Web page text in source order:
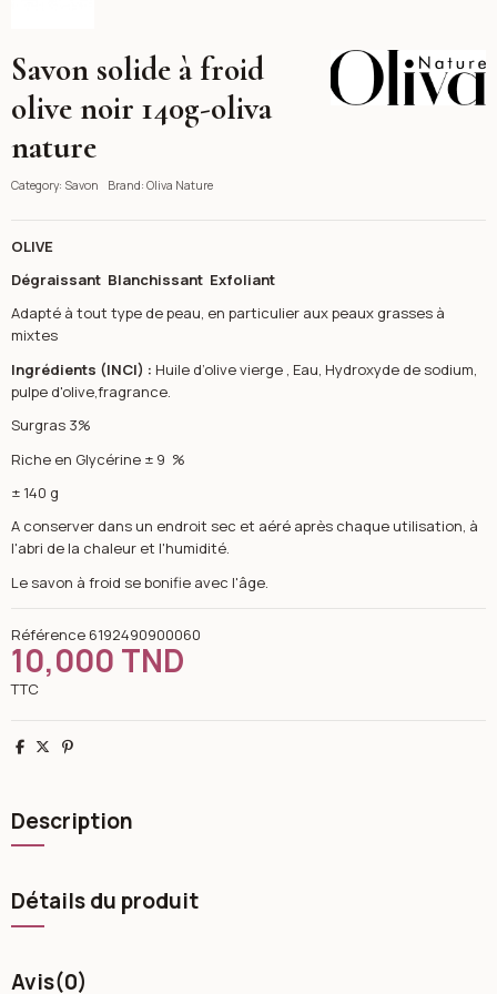
Oliva Nature
Savon solide à froid
olive noir 140g-oliva
nature
Category: Savon Brand: Oliva Nature
OLIVE
Dégraissant Blanchissant Exfoliant
Adapté à tout type de peau, en particulier aux peaux grasses à
mixtes
Ingrédients (INCI) : Huile d’olive vierge , Eau, Hydroxyde de sodium,
pulpe d'olive,fragrance.
Surgras 3%
Riche en Glycérine ± 9 %
± 140 g
A conserver dans un endroit sec et aéré après chaque utilisation, à
l'abri de la chaleur et l'humidité.
Le savon à froid se bonifie avec l'âge.
Référence 6192490900060
10,000 TND
TTC
Partager
TweetPinterest
Description
Détails du produit
Avis(0)